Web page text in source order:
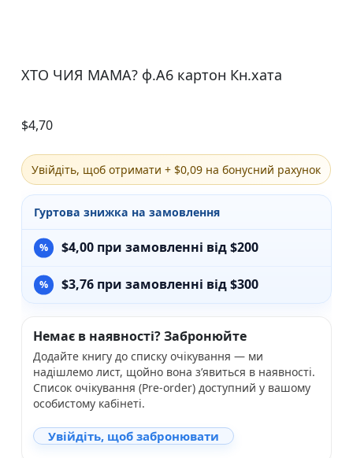
ХТО ЧИЯ МАМА? ф.А6 картон Кн.хата
$4,70
Увійдіть, щоб отримати + $0,09 на бонусний рахунок
Гуртова знижка на замовлення
$4,00 при замовленні від $200
$3,76 при замовленні від $300
Немає в наявності? Забронюйте
Додайте книгу до списку очікування — ми
надішлемо лист, щойно вона з’явиться в наявності.
Список очікування (Pre-order) доступний у вашому
особистому кабінеті.
Увійдіть, щоб забронювати